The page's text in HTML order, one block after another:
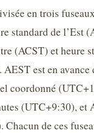
en trois
standard de l’Est
(ACST) et heure
AEST est en avance
coordonné
(UTC+9:30), et
Chacun de ces